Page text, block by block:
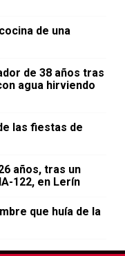
de una
de 38 años tras
agua hirviendo
las fiestas de
años, tras un
122, en Lerín
que huía de la